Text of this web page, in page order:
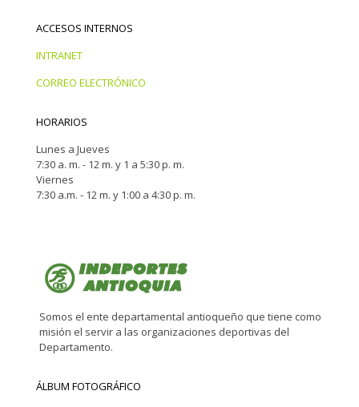
ACCESOS INTERNOS
INTRANET
CORREO ELECTRÓNICO
HORARIOS
Lunes a Jueves
7:30 a. m. - 12 m. y 1 a 5:30 p. m.
Viernes
7:30 a.m. - 12 m. y 1:00 a 4:30 p. m.
Somos el ente departamental antioqueño que tiene como
misión el servir a las organizaciones deportivas del
Departamento.
ÁLBUM FOTOGRÁFICO